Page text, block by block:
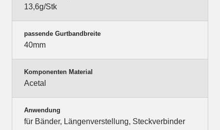
13,6g/Stk
passende Gurtbandbreite
40mm
Komponenten Material
Acetal
Anwendung
für Bänder, Längenverstellung, Steckverbinder